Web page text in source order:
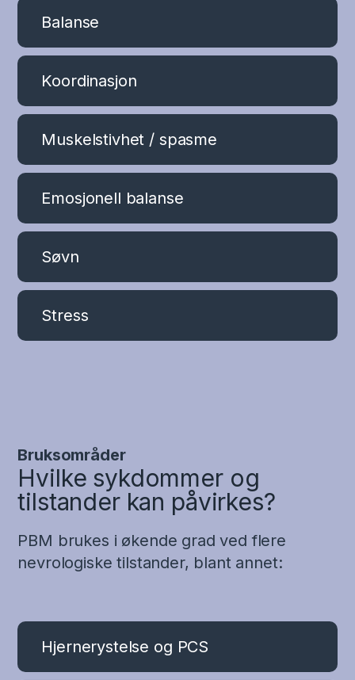
Balanse
Koordinasjon
Muskelstivhet / spasme
Emosjonell balanse
Søvn
Stress
Bruksområder
Hvilke sykdommer og
tilstander kan påvirkes?
PBM brukes i økende grad ved flere
nevrologiske tilstander, blant annet:
Hjernerystelse og PCS